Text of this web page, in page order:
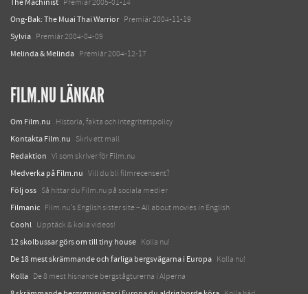
The Machinist Premiär 2005-01-14
Ong-Bak: The Muai Thai Warrior Premiär 2004-11-19
Sylvia Premiär 2004-04-09
Melinda & Melinda Premiär 2004-12-17
FILM.NU LÄNKAR
Om Film.nu Historia, fakta och integritetspolicy
Kontakta Film.nu Skriv ett mail
Redaktion Vi som skriver för Film.nu
Medverka på Film.nu Vill du bli filmrecensent?
Följ oss Så hittar du Film.nu på sociala medier
Filmanic Film.nu's English sister site – All about movies in English
Coohl Upptäck & kolla videos!
12 skolbussar görs om till tiny house Kolla nu!
De 18 mest skrämmande och farliga bergsvägarna i Europa Kolla nu!
Kolla De 8 mest hisnande bergstågturerna i Alperna